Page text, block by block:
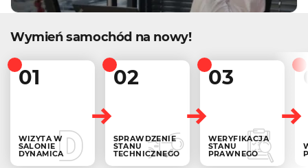
Wymień samochód na nowy!
01
WIZYTA W
SALONIE
DYNAMICA
02
SPRAWDZENIE
STANU
TECHNICZNEGO
03
WERYFIKACJA
STANU
PRAWNEGO